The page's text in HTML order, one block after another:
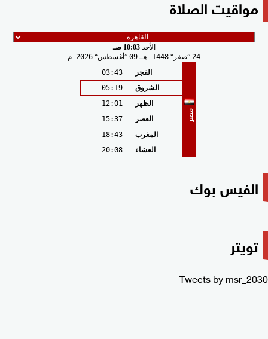
مواقيت الصلاة
الأحد10:03 صـ
24 صفر 1448 هـ 09 أغسطس 2026 م
مصر
الفجر
03:43
الشروق
05:19
الظهر
12:01
العصر
15:37
المغرب
18:43
العشاء
20:08
الفيس بوك
تويتر
Tweets by msr_2030